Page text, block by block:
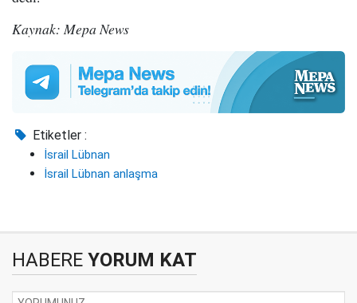
Kaynak: Mepa News
Etiketler :
İsrail Lübnan
İsrail Lübnan anlaşma
HABERE YORUM KAT